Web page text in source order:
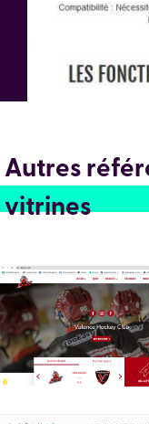
Autres
vitrines